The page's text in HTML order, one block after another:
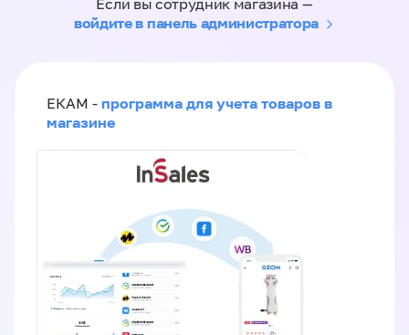
Если вы сотрудник магазина —
войдите в панель администратора
ЕКАМ - программа для учета товаров в
магазине